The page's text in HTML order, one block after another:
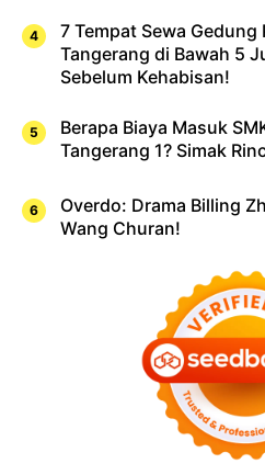
7 Tempat Sewa Gedung
Tangerang di Bawah 5
Sebelum Kehabisan!
Berapa Biaya Masuk
Tangerang 1? Simak
Overdo: Drama Billing
Wang Churan!